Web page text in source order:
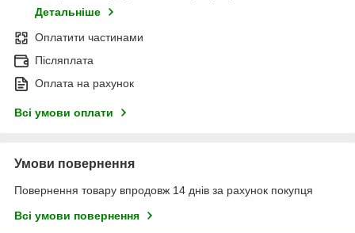
Детальніше
Оплатити частинами
Післяплата
Оплата на рахунок
Всі умови оплати
Умови повернення
Повернення товару впродовж 14 днів за рахунок покупця
Всі умови повернення